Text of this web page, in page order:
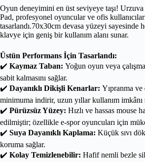
Oyun deneyimini en üst seviyeye taşı!
Pad, profesyonel oyuncular ve ofis
tasarlandı.70x30cm devasa yüzeyi sayesinde
klavye için geniş bir kullanım alanı sunar.
Üstün Performans İçin Tasarlandı:
✔️ Kaymaz Taban: Yoğun oyun veya
sabit kalmasını sağlar.
✔️ Dayanıklı Dikişli Kenarlar: Yıpranma
minimuma indirir, uzun yıllar kullanım imkânı
✔️ Pürüzsüz Yüzey: Hızlı ve hassas mouse
edilmiştir; özellikle e-spor oyuncuları için
✔️ Suya Dayanıklı Kaplama: Küçük sıvı
koruma sağlar.
✔️ Kolay Temizlenebilir: Hafif nemli bezle